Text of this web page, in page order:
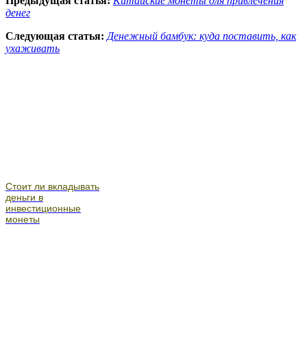
денег
Следующая статья: Денежный бамбук: куда поставить, как
ухаживать
Стоит ли вкладывать
деньги в
инвестиционные
монеты